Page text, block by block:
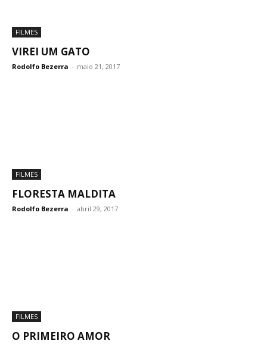
FILMES
VIREI UM GATO
Rodolfo Bezerra - maio 21, 2017
FILMES
FLORESTA MALDITA
Rodolfo Bezerra - abril 29, 2017
FILMES
O PRIMEIRO AMOR